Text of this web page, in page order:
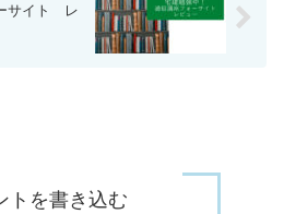
サイト レ
トを書き込む